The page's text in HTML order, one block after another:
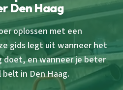
Den Haag
oplossen met een
gids legt uit wanneer het
en wanneer je beter
in Den Haag.